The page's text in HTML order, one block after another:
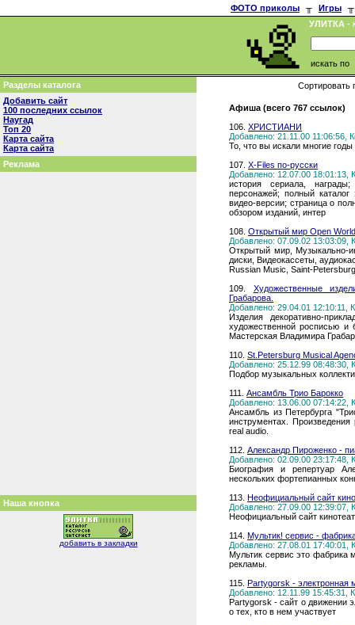
ФОТО приколы ╥ Игры
╥
УЛИТКА -
искать по
Разделы каталога
Добавить сайт
100 последних ссылок
Наугад
Топ 20
Карта сайта
Карта сайта
Реклама
Наша кнопка
добавить в закладки
Сортировать
Афиша (всего 767 ссылок)
106. ХРИСТИАНИ
Добавлено: 21.11.00 11:06:56,
То, что вы искали многие
107. X-Files по-русски
Добавлено: 12.07.00 18:01:13,
история сериала,
персонажей; полный
видео-версии; страница о
обзором изданий, интер
108. Открытый мир Open World
Добавлено: 07.09.02 13:03:09,
Открытый мир, Музыкально-
диски, Видеокассеты,
Russian Music, Saint-
109. Художественные
Грабарова.
Добавлено: 29.04.01 12:10:11,
Изделия декоративно-
художественной росписью и
Мастерская Владимира
110. St.Petersburg Musical
Добавлено: 25.12.99 08:48:30,
Подбор музыкальных
111. Ансамбль Трио Барокко
Добавлено: 13.06.00 07:14:22,
Ансамбль из Петербурга
инструментах.
real audio.
112. Александр Пироженко -
Добавлено: 02.09.00 23:17:48,
Биография и репертуар
нескольких фортепианных
113. Неофициальный сайт
Добавлено: 27.09.00 12:39:07,
Неофициальный сайт
114. Мультик! сервис -
Добавлено: 27.08.01 17:40:01,
Мультик сервис это фабрика
рекламы.
115. Partygorsk - электронная
Добавлено: 12.11.99 15:45:31,
Partygorsk - сайт о движении
о тех, кто в нем участвует